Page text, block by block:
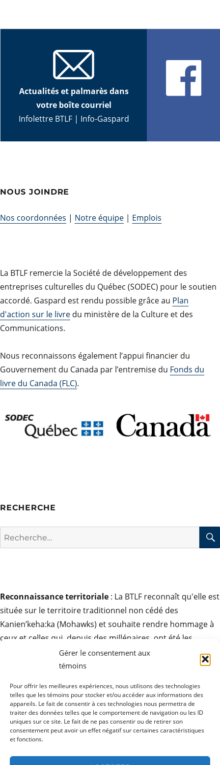
Gérer le consentement aux
témoins
Pour offrir les meilleures expériences, nous utilisons des technologies
telles que les témoins pour stocker et/ou accéder aux informations des
appareils. Le fait de consentir à ces technologies nous permettra de
traiter des données telles que le comportement de navigation ou les ID
uniques sur ce site. Le fait de ne pas consentir ou de retirer son
consentement peut avoir un effet négatif sur certaines caractéristiques
et fonctions.
Actualités et palmarès dans
votre boîte courriel
Infolettre BTLF| Info-Gaspard
NOUS JOINDRE
Nos coordonnées | Notre équipe | Emplois
La BTLF remercie la Société de développement des
entreprises culturelles du Québec (SODEC) pour le soutien
accordé. Gaspard est rendu possible grâce au Plan
d'action sur le livre du ministère de la Culture et des
Communications.
Nous reconnaissons également l’appui financier du
Gouvernement du Canada par l’entremise du Fonds du
livre du Canada (FLC).
RECHERCHE
Rechercher :
Reconnaissance territoriale : La BTLF reconnaît qu'elle est
située sur le territoire traditionnel non cédé des
Kanien’keha:ka (Mohawks) et souhaite rendre hommage à
ceux et celles qui, depuis des millénaires, ont été les
gardiens de ces terres. Elle exprime son respect pour la
contribution des peuples autochtones à la culture des
Produits
ouvrir
le
le